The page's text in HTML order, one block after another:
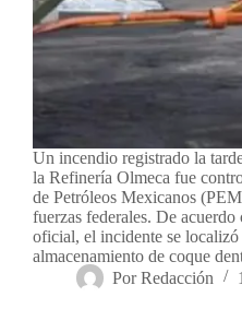
Un incendio registrado la
la Refinería Olmeca fue
de Petróleos Mexicanos
fuerzas federales. De
oficial, el incidente se localizó
almacenamiento de coque
Por Redacción